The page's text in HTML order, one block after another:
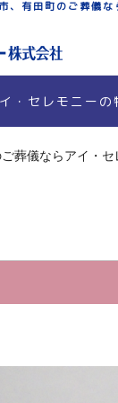
有田町のご葬儀な
・セレモニーの
葬儀ならアイ・セ